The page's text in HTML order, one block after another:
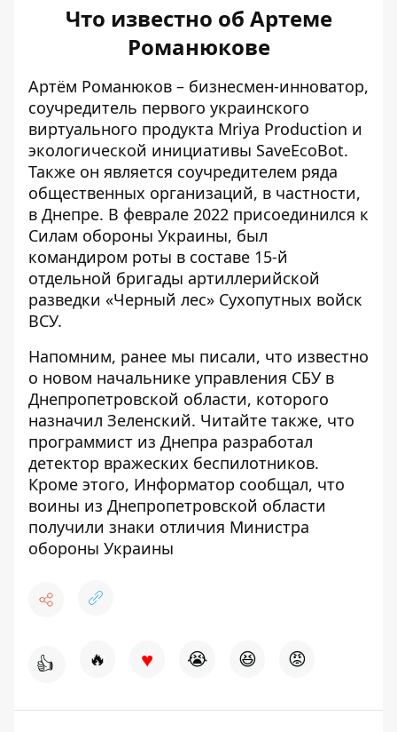
Что известно об Артеме
Романюкове
Артём Романюков – бизнесмен-инноватор,
соучредитель первого украинского
виртуального продукта Mriya Production и
экологической инициативы SaveEcoBot.
Также он является соучредителем ряда
общественных организаций, в частности,
в Днепре. В феврале 2022 присоединился к
Силам обороны Украины, был
командиром роты в составе 15-й
отдельной бригады артиллерийской
разведки «Черный лес» Сухопутных войск
ВСУ.
Напомним, ранее мы писали, что известно
о новом начальнике управления СБУ в
Днепропетровской области, которого
назначил Зеленский. Читайте также, что
программист из Днепра разработал
детектор вражеских беспилотников.
Кроме этого, Информатор сообщал, что
воины из Днепропетровской области
получили знаки отличия Министра
обороны Украины
👍 🔥 ♥ 😭 😆 😡